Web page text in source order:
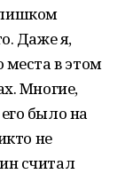
Даже я,
места в этом
Многие,
было на
не
считал